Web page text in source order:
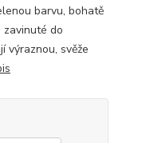
barvu, bohatě
zavinuté do
výraznou, svěže